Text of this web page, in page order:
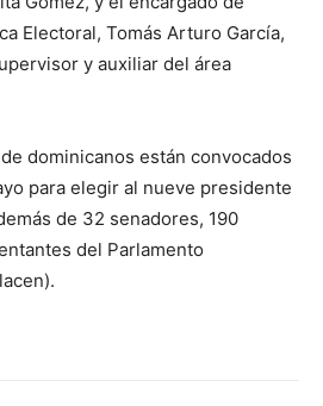
Electoral, Tomás Arturo García,
y auxiliar del área
dominicanos están convocados
para elegir al nueve presidente
de 32 senadores, 190
del Parlamento